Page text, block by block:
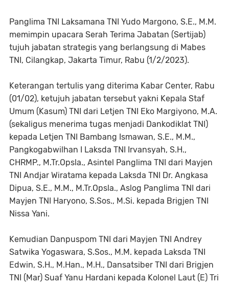
Panglima TNI Laksamana TNI Yudo Margono, S.E., M.M.
memimpin upacara Serah Terima Jabatan (Sertijab)
tujuh jabatan strategis yang berlangsung di Mabes
TNI, Cilangkap, Jakarta Timur, Rabu (1/2/2023).
Keterangan tertulis yang diterima Kabar Center, Rabu
(01/02), ketujuh jabatan tersebut yakni Kepala Staf
Umum (Kasum) TNI dari Letjen TNI Eko Margiyono, M.A.
(sekaligus menerima tugas menjadi Dankodiklat TNI)
kepada Letjen TNI Bambang Ismawan, S.E., M.M.,
Pangkogabwilhan I Laksda TNI Irvansyah, S.H.,
CHRMP., M.Tr.Opsla., Asintel Panglima TNI dari Mayjen
TNI Andjar Wiratama kepada Laksda TNI Dr. Angkasa
Dipua, S.E., M.M., M.Tr.Opsla., Aslog Panglima TNI dari
Mayjen TNI Haryono, S.Sos., M.Si. kepada Brigjen TNI
Nissa Yani.
Kemudian Danpuspom TNI dari Mayjen TNI Andrey
Satwika Yogaswara, S.Sos., M.M. kepada Laksda TNI
Edwin, S.H., M.Han., M.H., Dansatsiber TNI dari Brigjen
TNI (Mar) Suaf Yanu Hardani kepada Kolonel Laut (E) Tri